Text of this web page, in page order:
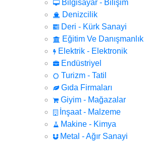
Bilgisayar - Bilişim
Denizcilik
Deri - Kürk Sanayi
Eğitim Ve Danışmanlık
Elektrik - Elektronik
Endüstriyel
Turizm - Tatil
Gıda Firmaları
Giyim - Mağazalar
İnşaat - Malzeme
Makine - Kimya
Metal - Ağır Sanayi